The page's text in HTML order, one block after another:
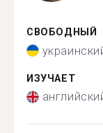
СВОБОДНЫЙ
ИЗУЧАЕТ